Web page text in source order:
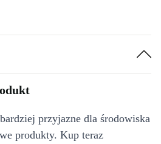
przyjazne dla środowiska
produkty. Kup teraz